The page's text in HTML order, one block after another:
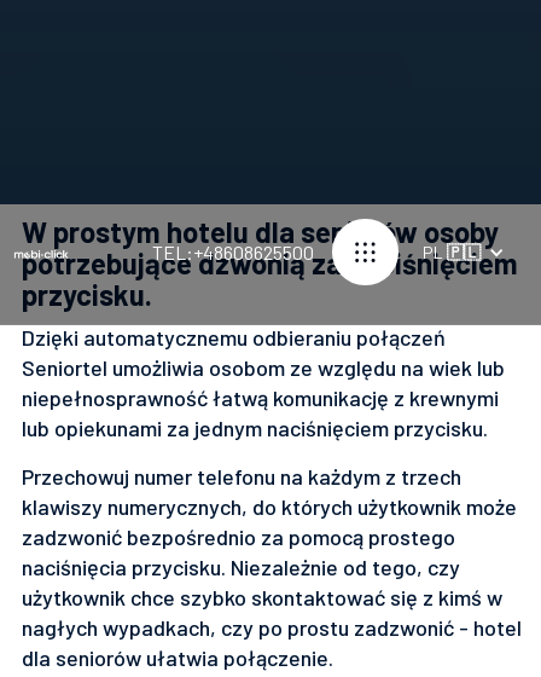
TEL:+48608625500 PL 🇵🇱
W prostym hotelu dla seniorów osoby
potrzebujące dzwonią za naciśnięciem
przycisku.
Dzięki automatycznemu odbieraniu połączeń
Seniortel umożliwia osobom ze względu na wiek lub
niepełnosprawność łatwą komunikację z krewnymi
lub opiekunami za jednym naciśnięciem przycisku.
Przechowuj numer telefonu na każdym z trzech
klawiszy numerycznych, do których użytkownik może
zadzwonić bezpośrednio za pomocą prostego
naciśnięcia przycisku. Niezależnie od tego, czy
użytkownik chce szybko skontaktować się z kimś w
nagłych wypadkach, czy po prostu zadzwonić - hotel
dla seniorów ułatwia połączenie.